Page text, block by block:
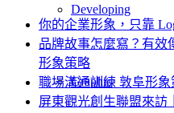
Developing
Graphic
你的企業形象，只靠
品牌故事怎麼寫？有效
形象策略
職場溝通訓練 敦阜形
屏東觀光創生聯盟來訪